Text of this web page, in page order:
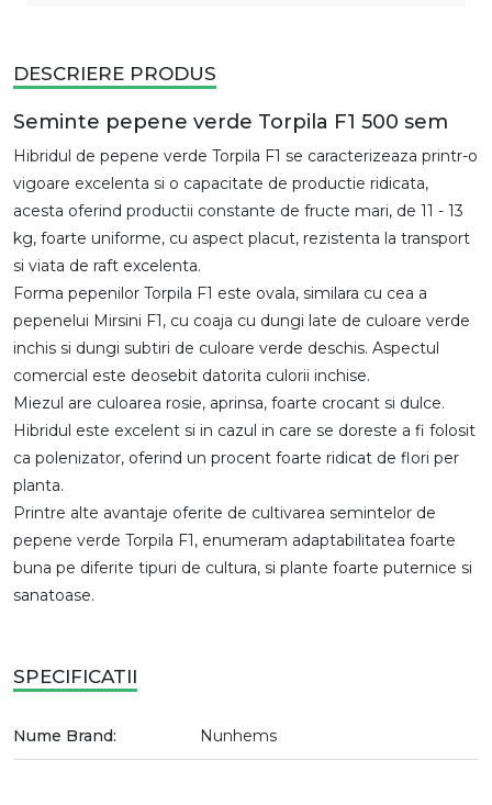
DESCRIERE PRODUS
Seminte pepene verde Torpila F1 500 sem
Hibridul de pepene verde Torpila F1 se caracterizeaza printr-o
vigoare excelenta si o capacitate de productie ridicata,
acesta oferind productii constante de fructe mari, de 11 - 13
kg, foarte uniforme, cu aspect placut, rezistenta la transport
si viata de raft excelenta.
Forma pepenilor Torpila F1 este ovala, similara cu cea a
pepenelui Mirsini F1, cu coaja cu dungi late de culoare verde
inchis si dungi subtiri de culoare verde deschis. Aspectul
comercial este deosebit datorita culorii inchise.
Miezul are culoarea rosie, aprinsa, foarte crocant si dulce.
Hibridul este excelent si in cazul in care se doreste a fi folosit
ca polenizator, oferind un procent foarte ridicat de flori per
planta.
Printre alte avantaje oferite de cultivarea semintelor de
pepene verde Torpila F1, enumeram adaptabilitatea foarte
buna pe diferite tipuri de cultura, si plante foarte puternice si
sanatoase.
SPECIFICATII
Nume Brand: Nunhems